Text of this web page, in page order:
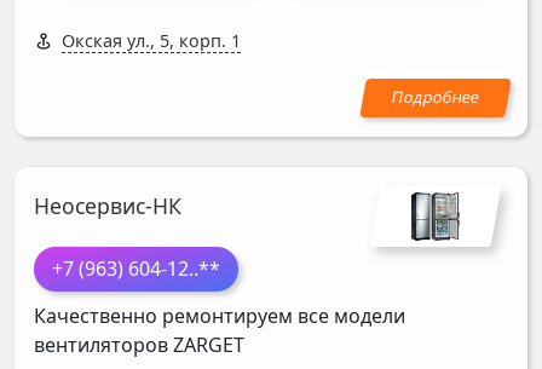
Окская ул., 5, корп. 1
Неосервис-НК
+7 (963) 604-12..**
Качественно ремонтируем все модели
вентиляторовZARGET